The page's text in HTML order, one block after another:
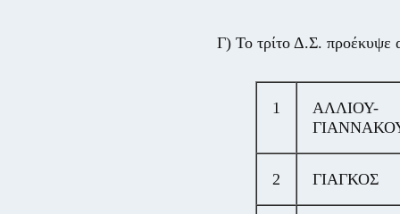
Γ) Το τρίτο Δ.Σ. προέκυψε
1
ΑΛΛΙΟΥ-
2 ΓΙΑΓΚΟΣ